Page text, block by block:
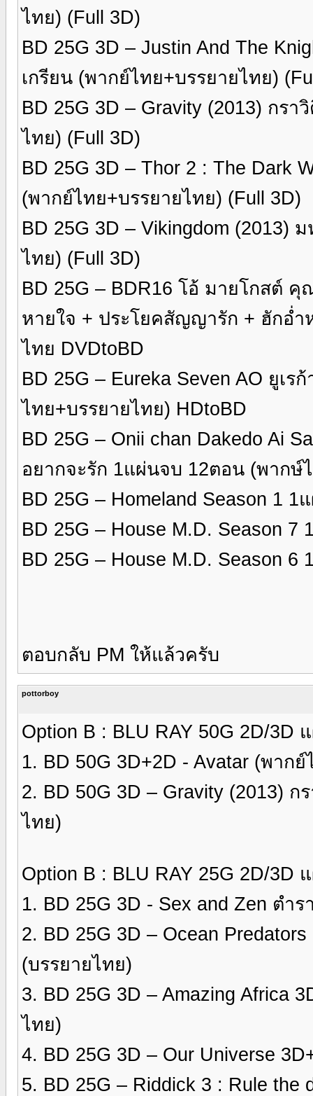
ไทย) (Full 3D)
BD 25G 3D – Justin And The
เกรียน (พากย์ไทย+บรรยายไทย)
BD 25G 3D – Gravity (2013) กร
ไทย) (Full 3D)
BD 25G 3D – Thor 2 : The Dark
(พากย์ไทย+บรรยายไทย) (Full 3D)
BD 25G 3D – Vikingdom (2013)
ไทย) (Full 3D)
BD 25G – BDR16 โอ้ มายโกสต์
หายใจ + ประโยคสัญญารัก + ฮักอ่
ไทย DVDtoBD
BD 25G – Eureka Seven AO ยูเ
ไทย+บรรยายไทย) HDtoBD
BD 25G – Onii chan Dakedo Ai
อยากจะรัก 1แผ่นจบ 12ตอน (พากษ์
BD 25G – Homeland Season 1
BD 25G – House M.D. Season
BD 25G – House M.D. Season
ตอบกลับ PM ให้แล้วครับ
pottorboy
Option B : BLU RAY 50G 2D/3D
1. BD 50G 3D+2D - Avatar (พาก
2. BD 50G 3D – Gravity (2013)
ไทย)
Option B : BLU RAY 25G 2D/3D
1. BD 25G 3D - Sex and Zen ตำ
2. BD 25G 3D – Ocean
(บรรยายไทย)
3. BD 25G 3D – Amazing Africa
ไทย)
4. BD 25G 3D – Our Universe
5. BD 25G – Riddick 3 : Rule